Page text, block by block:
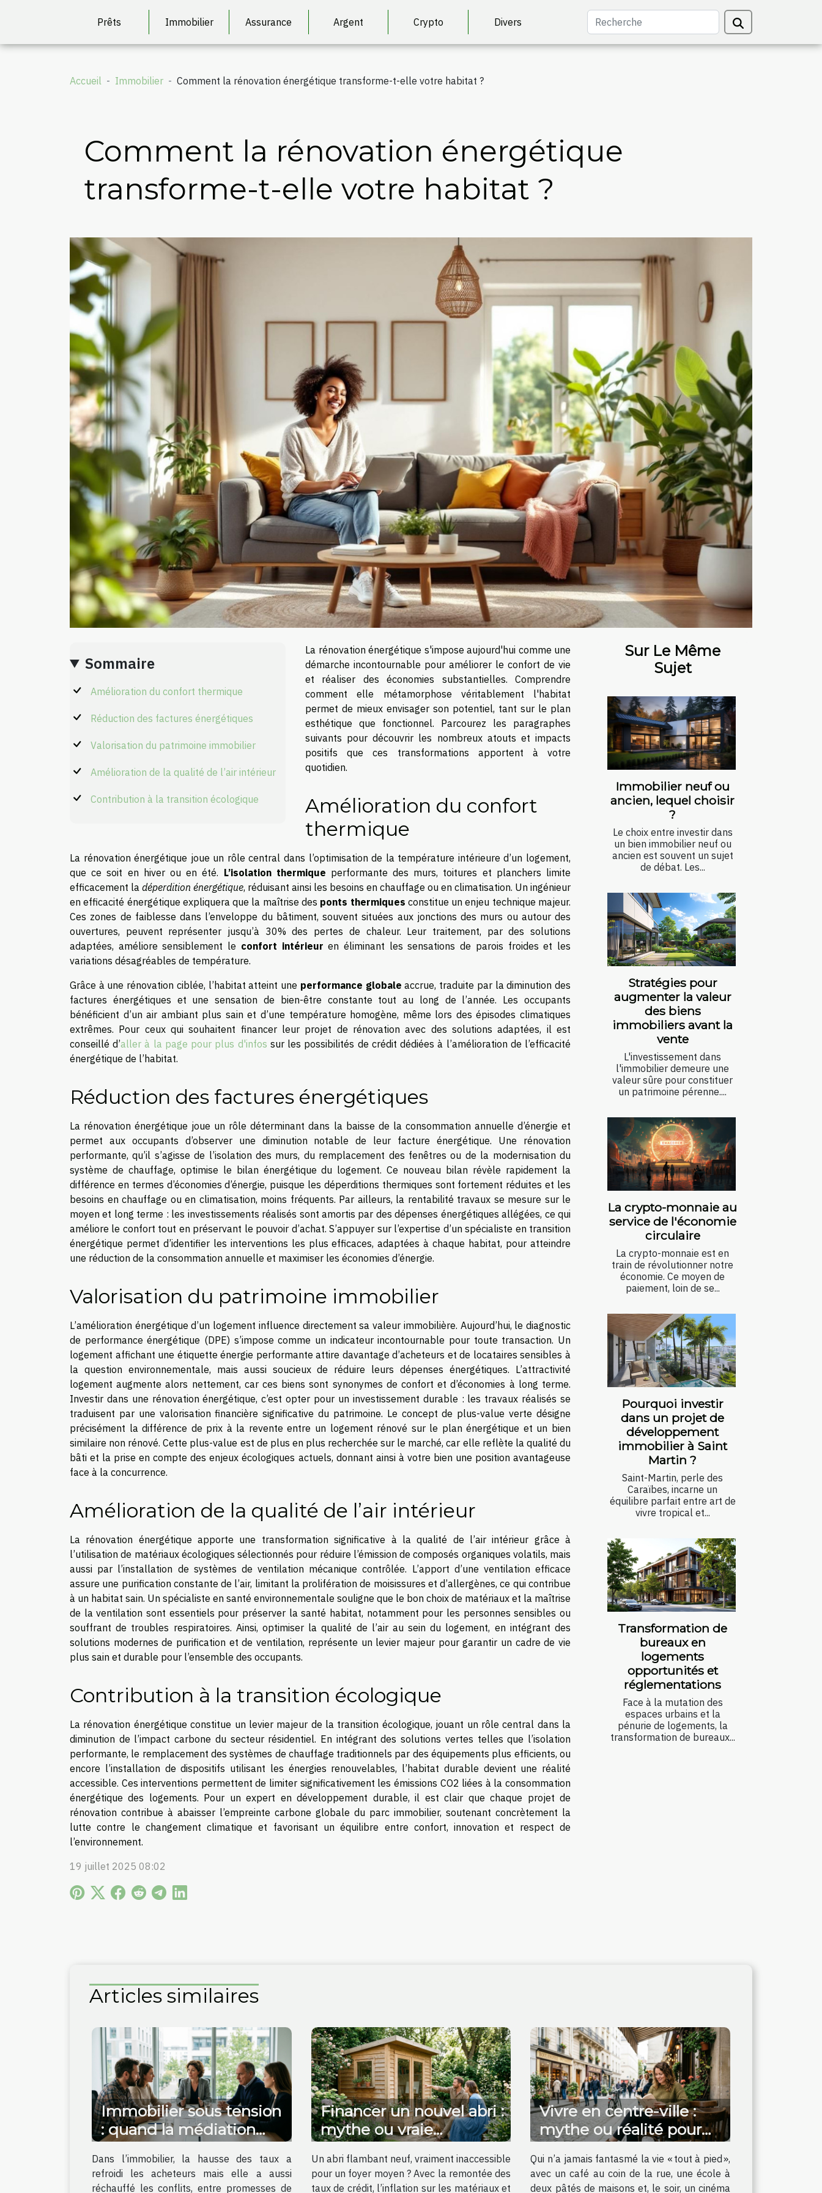
Prêts Immobilier Assurance Argent Crypto Divers
Accueil Immobilier Comment la rénovation énergétique transforme-t-elle votre habitat ?
Comment la rénovation énergétique
transforme-t-elle votre habitat ?
Sommaire
Amélioration du confort thermique
Réduction des factures énergétiques
Valorisation du patrimoine immobilier
Amélioration de la qualité de l’air intérieur
Contribution à la transition écologique
La rénovation énergétique s'impose aujourd'hui comme une
démarche incontournable pour améliorer le confort de vie
et réaliser des économies substantielles. Comprendre
comment elle métamorphose véritablement l'habitat
permet de mieux envisager son potentiel, tant sur le plan
esthétique que fonctionnel. Parcourez les paragraphes
suivants pour découvrir les nombreux atouts et impacts
positifs que ces transformations apportent à votre
quotidien.
Amélioration du confort
thermique
La rénovation énergétique joue un rôle central dans l’optimisation de la température intérieure d’un logement,
que ce soit en hiver ou en été. L’isolation thermique performante des murs, toitures et planchers limite
efficacement la déperdition énergétique, réduisant ainsi les besoins en chauffage ou en climatisation. Un ingénieur
en efficacité énergétique expliquera que la maîtrise des ponts thermiques constitue un enjeu technique majeur.
Ces zones de faiblesse dans l’enveloppe du bâtiment, souvent situées aux jonctions des murs ou autour des
ouvertures, peuvent représenter jusqu’à 30% des pertes de chaleur. Leur traitement, par des solutions
adaptées, améliore sensiblement le confort intérieur en éliminant les sensations de parois froides et les
variations désagréables de température.
Grâce à une rénovation ciblée, l’habitat atteint une performance globale accrue, traduite par la diminution des
factures énergétiques et une sensation de bien-être constante tout au long de l’année. Les occupants
bénéficient d’un air ambiant plus sain et d’une température homogène, même lors des épisodes climatiques
extrêmes. Pour ceux qui souhaitent financer leur projet de rénovation avec des solutions adaptées, il est
conseillé d’aller à la page pour plus d'infos sur les possibilités de crédit dédiées à l’amélioration de l’efficacité
énergétique de l’habitat.
Réduction des factures énergétiques
La rénovation énergétique joue un rôle déterminant dans la baisse de la consommation annuelle d’énergie et
permet aux occupants d’observer une diminution notable de leur facture énergétique. Une rénovation
performante, qu’il s’agisse de l’isolation des murs, du remplacement des fenêtres ou de la modernisation du
système de chauffage, optimise le bilan énergétique du logement. Ce nouveau bilan révèle rapidement la
différence en termes d’économies d’énergie, puisque les déperditions thermiques sont fortement réduites et les
besoins en chauffage ou en climatisation, moins fréquents. Par ailleurs, la rentabilité travaux se mesure sur le
moyen et long terme : les investissements réalisés sont amortis par des dépenses énergétiques allégées, ce qui
améliore le confort tout en préservant le pouvoir d’achat. S’appuyer sur l’expertise d’un spécialiste en transition
énergétique permet d’identifier les interventions les plus efficaces, adaptées à chaque habitat, pour atteindre
une réduction de la consommation annuelle et maximiser les économies d’énergie.
Valorisation du patrimoine immobilier
L’amélioration énergétique d’un logement influence directement sa valeur immobilière. Aujourd’hui, le diagnostic
de performance énergétique (DPE) s’impose comme un indicateur incontournable pour toute transaction. Un
logement affichant une étiquette énergie performante attire davantage d’acheteurs et de locataires sensibles à
la question environnementale, mais aussi soucieux de réduire leurs dépenses énergétiques. L’attractivité
logement augmente alors nettement, car ces biens sont synonymes de confort et d’économies à long terme.
Investir dans une rénovation énergétique, c’est opter pour un investissement durable : les travaux réalisés se
traduisent par une valorisation financière significative du patrimoine. Le concept de plus-value verte désigne
précisément la différence de prix à la revente entre un logement rénové sur le plan énergétique et un bien
similaire non rénové. Cette plus-value est de plus en plus recherchée sur le marché, car elle reflète la qualité du
bâti et la prise en compte des enjeux écologiques actuels, donnant ainsi à votre bien une position avantageuse
face à la concurrence.
Amélioration de la qualité de l’air intérieur
La rénovation énergétique apporte une transformation significative à la qualité de l’air intérieur grâce à
l’utilisation de matériaux écologiques sélectionnés pour réduire l’émission de composés organiques volatils, mais
aussi par l’installation de systèmes de ventilation mécanique contrôlée. L’apport d’une ventilation efficace
assure une purification constante de l’air, limitant la prolifération de moisissures et d’allergènes, ce qui contribue
à un habitat sain. Un spécialiste en santé environnementale souligne que le bon choix de matériaux et la maîtrise
de la ventilation sont essentiels pour préserver la santé habitat, notamment pour les personnes sensibles ou
souffrant de troubles respiratoires. Ainsi, optimiser la qualité de l’air au sein du logement, en intégrant des
solutions modernes de purification et de ventilation, représente un levier majeur pour garantir un cadre de vie
plus sain et durable pour l’ensemble des occupants.
Contribution à la transition écologique
La rénovation énergétique constitue un levier majeur de la transition écologique, jouant un rôle central dans la
diminution de l’impact carbone du secteur résidentiel. En intégrant des solutions vertes telles que l’isolation
performante, le remplacement des systèmes de chauffage traditionnels par des équipements plus efficients, ou
encore l’installation de dispositifs utilisant les énergies renouvelables, l’habitat durable devient une réalité
accessible. Ces interventions permettent de limiter significativement les émissions CO2 liées à la consommation
énergétique des logements. Pour un expert en développement durable, il est clair que chaque projet de
rénovation contribue à abaisser l’empreinte carbone globale du parc immobilier, soutenant concrètement la
lutte contre le changement climatique et favorisant un équilibre entre confort, innovation et respect de
l’environnement.
19 juillet 2025 08:02
Sur Le Même
Sujet
Immobilier neuf ou
ancien, lequel choisir
?
Le choix entre investir dans
un bien immobilier neuf ou
ancien est souvent un sujet
de débat. Les...
Stratégies pour
augmenter la valeur
des biens
immobiliers avant la
vente
L'investissement dans
l'immobilier demeure une
valeur sûre pour constituer
un patrimoine pérenne....
La crypto-monnaie au
service de l'économie
circulaire
La crypto-monnaie est en
train de révolutionner notre
économie. Ce moyen de
paiement, loin de se...
Pourquoi investir
dans un projet de
développement
immobilier à Saint
Martin ?
Saint-Martin, perle des
Caraïbes, incarne un
équilibre parfait entre art de
vivre tropical et...
Transformation de
bureaux en
logements
opportunités et
réglementations
Face à la mutation des
espaces urbains et la
pénurie de logements, la
transformation de bureaux...
Articles similaires
Immobilier sous tension
: quand la médiation
évite le tribunal
Dans l’immobilier, la hausse des taux a
refroidi les acheteurs mais elle a aussi
réchauffé les conflits, entre promesses de
Financer un nouvel abri :
mythe ou vraie
opportunité pour
valoriser votre jardin ?
Un abri flambant neuf, vraiment inaccessible
pour un foyer moyen ? Avec la remontée des
taux de crédit, l’inflation sur les matériaux et
Vivre en centre-ville :
mythe ou réalité pour
une vie apaisée ?
Qui n’a jamais fantasmé la vie « tout à pied »,
avec un café au coin de la rue, une école à
deux pâtés de maisons et, le soir, un cinéma